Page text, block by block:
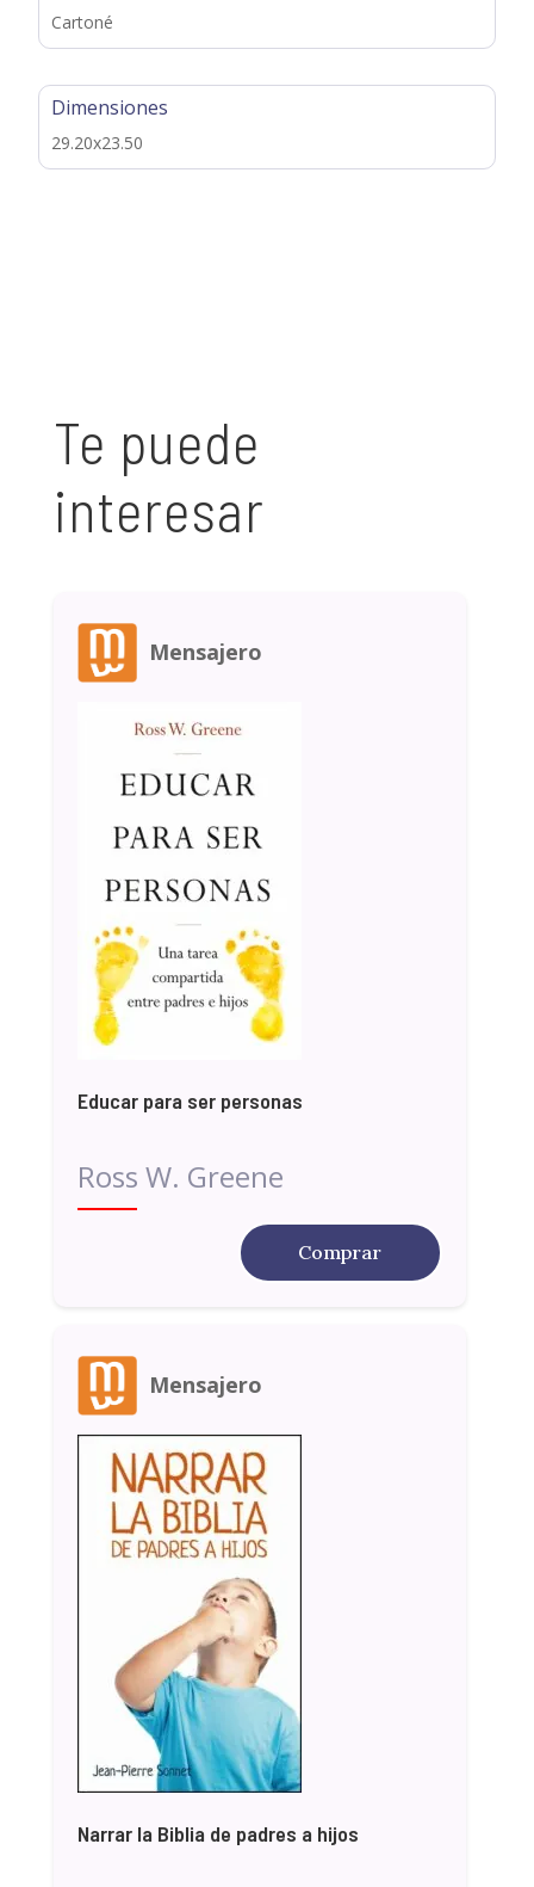
Cartoné
Dimensiones
29.20x23.50
Te puede
interesar
Mensajero
Educar para ser personas
Ross W. Greene
Comprar
Mensajero
Narrar la Biblia de padres a hijos